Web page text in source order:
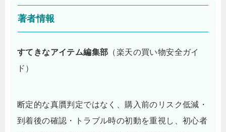
著者情報
すてきなアイテム編集部 （楽天の買い物安全ガイ
ド）
断定的な真贋判定ではなく、購入前のリスク低減・
到着後の確認・トラブル時の初動を重視し、初心者